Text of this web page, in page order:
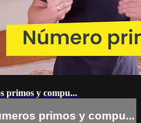
primos y compu...
primos y compu...